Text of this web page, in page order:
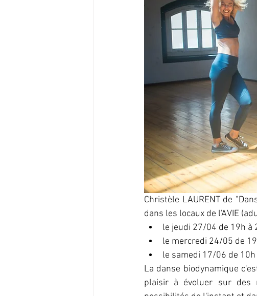
Christèle LAURENT de
dans les locaux de l'AVIE
le jeudi 27/04 de 19h à
le mercredi 24/05 de
le samedi 17/06 de
La danse biodynamique
plaisir à évoluer sur des